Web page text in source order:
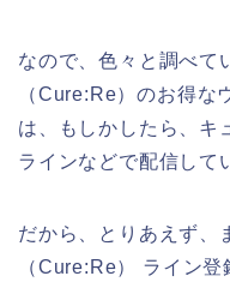
なので、色々と調べて
（Cure:Re）のお得な
は、もしかしたら、キ
ラインなどで配信して
だから、とりあえず、
（Cure:Re） ライン